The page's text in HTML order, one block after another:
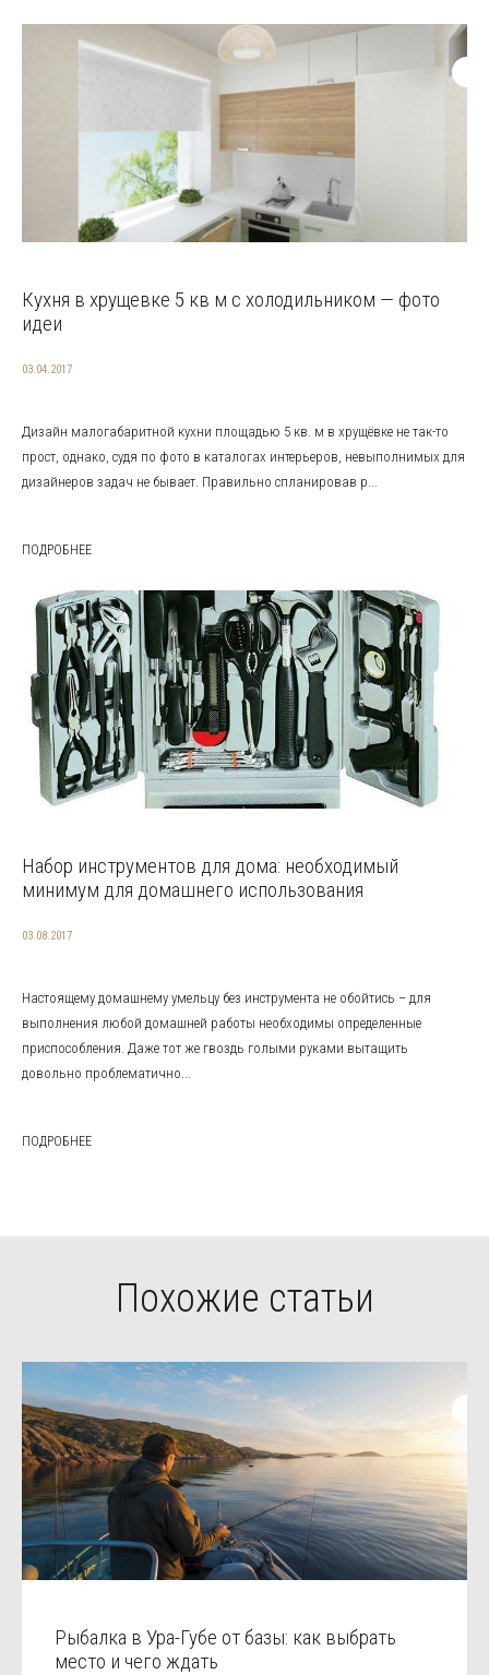
Кухня в хрущевке 5 кв м с холодильником — фото
идеи
03.04.2017
Дизайн малогабаритной кухни площадью 5 кв. м в хрущёвке не так-то
прост, однако, судя по фото в каталогах интерьеров, невыполнимых для
дизайнеров задач не бывает. Правильно спланировав р...
ПОДРОБНЕЕ
Набор инструментов для дома: необходимый
минимум для домашнего использования
03.08.2017
Настоящему домашнему умельцу без инструмента не обойтись – для
выполнения любой домашней работы необходимы определенные
приспособления. Даже тот же гвоздь голыми руками вытащить
довольно проблематично...
ПОДРОБНЕЕ
Похожие статьи
Рыбалка в Ура-Губе от базы: как выбрать
место и чего ждать